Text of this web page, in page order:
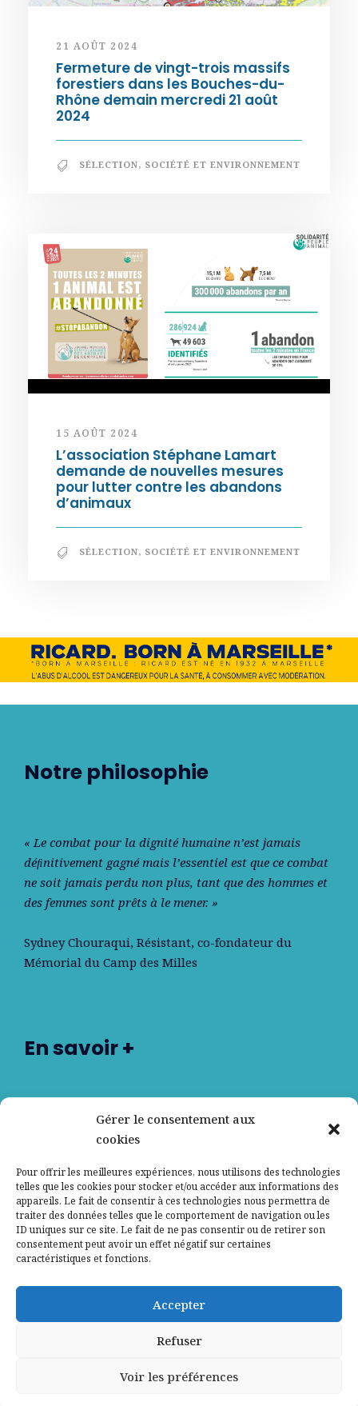
Gérer le consentement aux
cookies
Pour offrir les meilleures expériences, nous utilisons des technologies
telles que les cookies pour stocker et/ou accéder aux informations des
appareils. Le fait de consentir à ces technologies nous permettra de
traiter des données telles que le comportement de navigation ou les
ID uniques sur ce site. Le fait de ne pas consentir ou de retirer son
consentement peut avoir un effet négatif sur certaines
caractéristiques et fonctions.
Accepter
Refuser
Voir les préférences
21 AOÛT 2024
Fermeture de vingt-trois massifs
forestiers dans les Bouches-du-
Rhône demain mercredi 21 août
2024
SÉLECTION, SOCIÉTÉ ET ENVIRONNEMENT
15 AOÛT 2024
L’association Stéphane Lamart
demande de nouvelles mesures
pour lutter contre les abandons
d’animaux
SÉLECTION, SOCIÉTÉ ET ENVIRONNEMENT
Notre philosophie
« Le combat pour la dignité humaine n’est jamais
déﬁnitivement gagné mais l’essentiel est que ce combat
ne soit jamais perdu non plus, tant que des hommes et
des femmes sont prêts à le mener. »
Sydney Chouraqui, Résistant, co-fondateur du
Mémorial du Camp des Milles
En savoir +
Nos partenaires
Contactez-nous
Mentions légales